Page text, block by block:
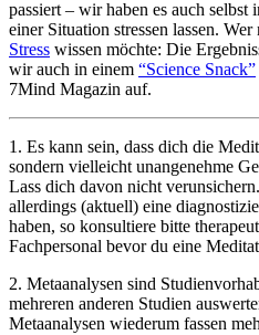
passiert – wir haben es auch
einer Situation stressen lassen.
Stress wissen möchte: Die
wir auch in einem “Science Snack”
7Mind Magazin auf.
1. Es kann sein, dass dich die
sondern vielleicht unangenehme
Lass dich davon nicht
allerdings (aktuell) eine
haben, so konsultiere bitte
Fachpersonal bevor du eine
2. Metaanalysen sind
mehreren anderen Studien
Metaanalysen wiederum fassen